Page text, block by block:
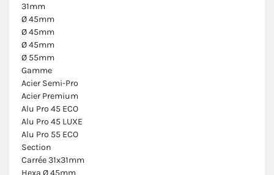
31mm
Ø 45mm
Ø 45mm
Ø 45mm
Ø 55mm
Gamme
Acier Semi-Pro
Acier Premium
Alu Pro 45 ECO
Alu Pro 45 LUXE
Alu Pro 55 ECO
Section
Carrée 31x31mm